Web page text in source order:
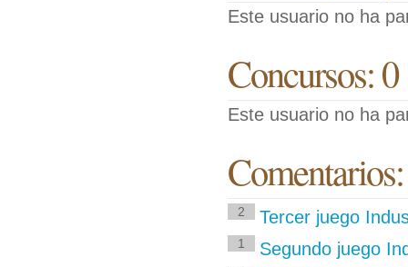
Este usuario no ha
Concursos: 0
Este usuario no ha
2 Tercer juego
1 Segundo juego